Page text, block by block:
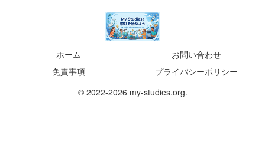
ホーム
お問い合わせ
免責事項
プライバシーポリシー
© 2022-2026 my-studies.org.